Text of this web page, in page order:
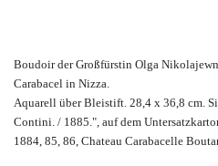
Boudoir der Großfürstin Olga
Carabacel in Nizza.
Aquarell über Bleistift. 28,4 x 36,8 cm.
Contini. / 1885.", auf dem
1884, 85, 86, Chateau Carabacelle